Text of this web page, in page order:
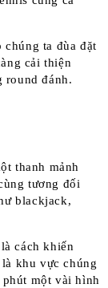
chúng ta đùa đặt
cải thiện
round đánh.
thanh mảnh
tương đối
blackjack,
cách khiến
khu vực chúng
một vài hình